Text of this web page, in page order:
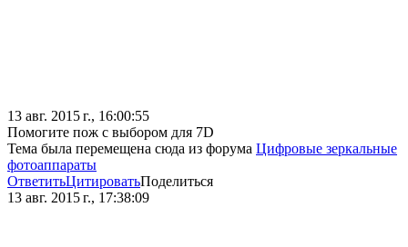
13 авг. 2015 г., 16:00:55
Помогите пож с выбором для 7D
Тема была перемещена сюда из форума Цифровые зеркальные
фотоаппараты
ОтветитьЦитироватьПоделиться
13 авг. 2015 г., 17:38:09